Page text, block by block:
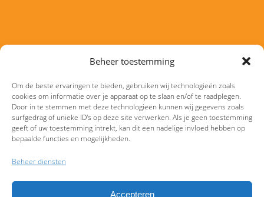
Beheer toestemming
Om de beste ervaringen te bieden, gebruiken wij technologieën zoals
cookies om informatie over je apparaat op te slaan en/of te raadplegen.
Door in te stemmen met deze technologieën kunnen wij gegevens zoals
surfgedrag of unieke ID's op deze site verwerken. Als je geen toestemming
geeft of uw toestemming intrekt, kan dit een nadelige invloed hebben op
bepaalde functies en mogelijkheden.
Beheer diensten
Accepteren